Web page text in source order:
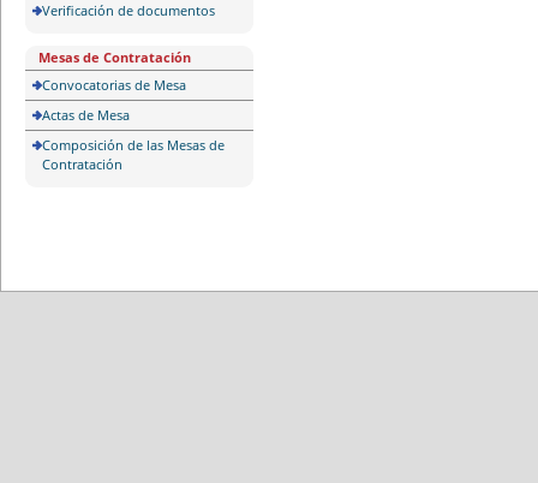
Verificación de documentos
Mesas de Contratación
Convocatorias de Mesa
Actas de Mesa
Composición de las Mesas de
Contratación